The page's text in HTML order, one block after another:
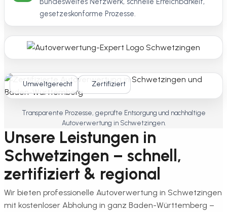
gesetzeskonforme Prozesse.
Umweltgerecht Zertifiziert
Transparente Prozesse, geprüfte Entsorgung und nachhaltige
Autoverwertung in Schwetzingen.
Unsere Leistungen in
Schwetzingen – schnell,
zertifiziert & regional
Wir bieten professionelle Autoverwertung in Schwetzingen
mit kostenloser Abholung in ganz Baden-Württemberg –